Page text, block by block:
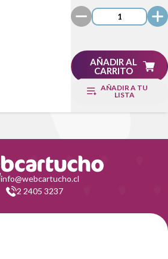
AÑADIR AL
CARRITO
AÑADIR A TU
LISTA
info@webcartucho.cl
2 2405 3237